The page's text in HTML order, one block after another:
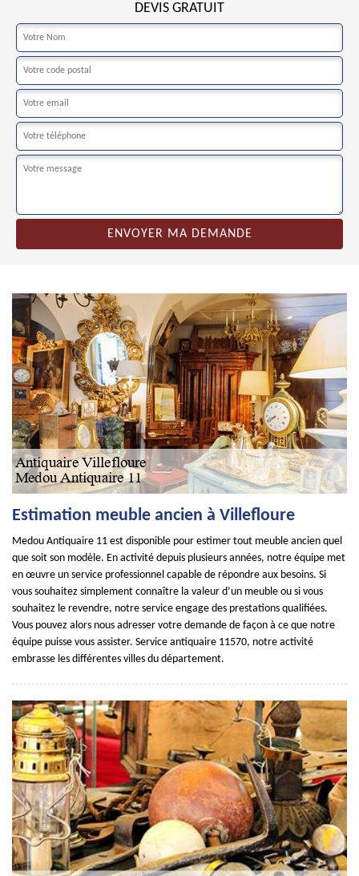
DEVIS GRATUIT
Estimation meuble ancien à Villefloure
Medou Antiquaire 11 est disponible pour estimer tout meuble ancien quel
que soit son modèle. En activité depuis plusieurs années, notre équipe met
en œuvre un service professionnel capable de répondre aux besoins. Si
vous souhaitez simplement connaître la valeur d’un meuble ou si vous
souhaitez le revendre, notre service engage des prestations qualifiées.
Vous pouvez alors nous adresser votre demande de façon à ce que notre
équipe puisse vous assister. Service antiquaire 11570, notre activité
embrasse les différentes villes du département.